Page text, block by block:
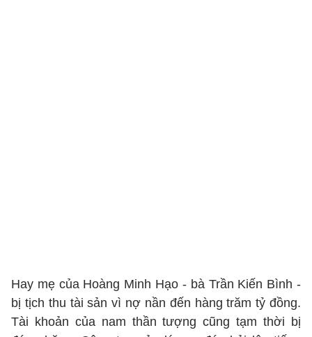
Hay mẹ của Hoàng Minh Hạo - bà Trần Kiến Bình -
bị tịch thu tài sản vì nợ nần đến hàng trăm tỷ đồng.
Tài khoản của nam thần tượng cũng tạm thời bị